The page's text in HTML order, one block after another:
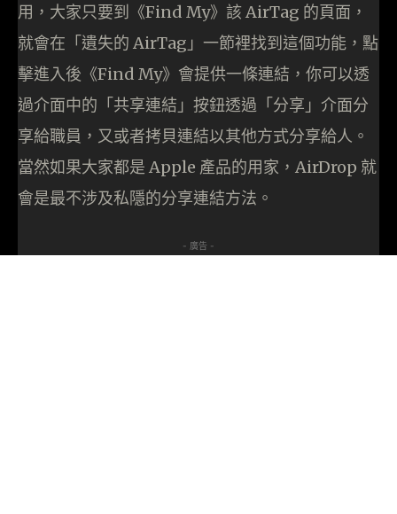
用，大家只要到《Find My》該 AirTag 的頁面，
就會在「遺失的 AirTag」一節裡找到這個功能，點
擊進入後《Find My》會提供一條連結，你可以透
過介面中的「共享連結」按鈕透過「分享」介面分
享給職員，又或者拷貝連結以其他方式分享給人。
當然如果大家都是 Apple 產品的用家，AirDrop 就
會是最不涉及私隱的分享連結方法。
- 廣告 -